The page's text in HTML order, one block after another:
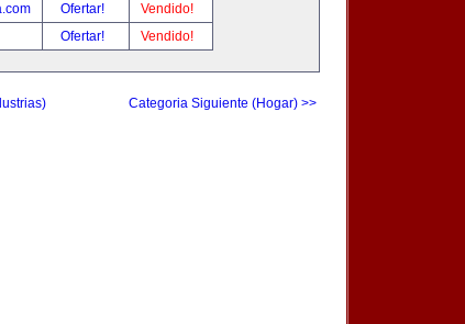
Ofertar!
Vendido!
Ofertar! Vendido!
Categoria Siguiente (Hogar) >>